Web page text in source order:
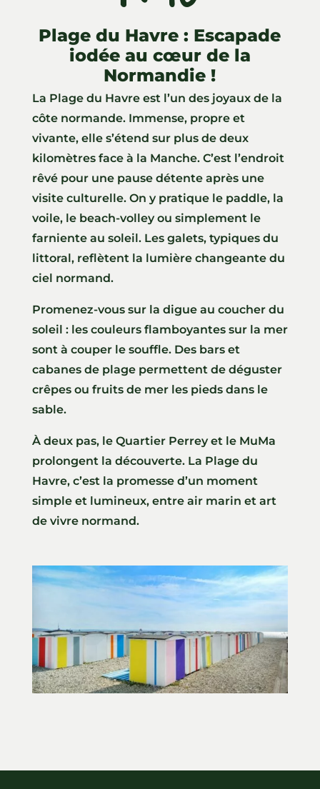
Plage du Havre : Escapade
iodée au cœur de la
Normandie !
La Plage du Havre est l’un des joyaux de la
côte normande. Immense, propre et
vivante, elle s’étend sur plus de deux
kilomètres face à la Manche. C’est l’endroit
rêvé pour une pause détente après une
visite culturelle. On y pratique le paddle, la
voile, le beach-volley ou simplement le
farniente au soleil. Les galets, typiques du
littoral, reflètent la lumière changeante du
ciel normand.
Promenez-vous sur la digue au coucher du
soleil : les couleurs flamboyantes sur la mer
sont à couper le souffle. Des bars et
cabanes de plage permettent de déguster
crêpes ou fruits de mer les pieds dans le
sable.
À deux pas, le Quartier Perrey et le MuMa
prolongent la découverte. La Plage du
Havre, c’est la promesse d’un moment
simple et lumineux, entre air marin et art
de vivre normand.